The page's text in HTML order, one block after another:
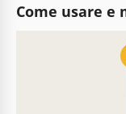
Come usare e